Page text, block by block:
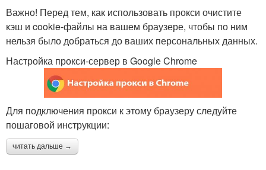
Важно! Перед тем, как использовать прокси очистите
кэш и cookie-файлы на вашем браузере, чтобы по ним
нельзя было добраться до ваших персональных данных.
Настройка прокси-сервер в Google Chrome
Для подключения прокси к этому браузеру следуйте
пошаговой инструкции:
читать дальше →